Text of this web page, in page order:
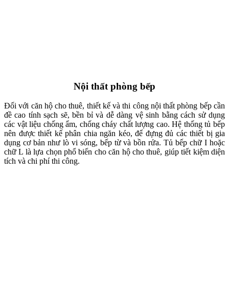
Nội thất phòng bếp
Đối với căn hộ cho thuê, thiết kế và thi công nội thất phòng bếp cần
đề cao tính sạch sẽ, bền bỉ và dễ dàng vệ sinh bằng cách sử dụng
các vật liệu chống ẩm, chống cháy chất lượng cao. Hệ thống tủ bếp
nên được thiết kế phân chia ngăn kéo, để đựng đủ các thiết bị gia
dụng cơ bản như lò vi sóng, bếp từ và bồn rửa. Tủ bếp chữ I hoặc
chữ L là lựa chọn phổ biến cho căn hộ cho thuê, giúp tiết kiệm diện
tích và chi phí thi công.